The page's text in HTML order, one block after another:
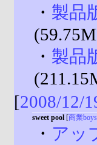
・ 製品
・ 製品
[2008/12/
sweet pool [商業boys
・ アッ